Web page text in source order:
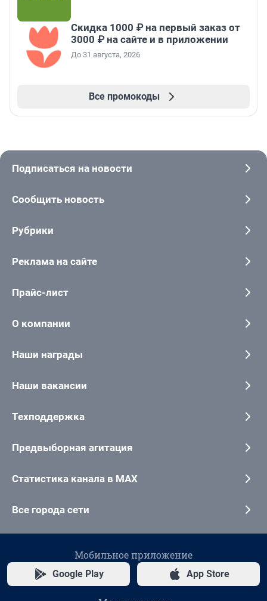
Скидка 1000 ₽ на первый заказ от
3000 ₽ на сайте и в приложении
До 31 августа, 2026
Все промокоды
Подписаться на новости
Сообщить новость
Рубрики
Реклама на сайте
Прайс-лист
О компании
Наши награды
Наши вакансии
Техподдержка
Предвыборная агитация
Статистика канала в MAX
Все города сети
Мобильное приложение
Google Play App Store